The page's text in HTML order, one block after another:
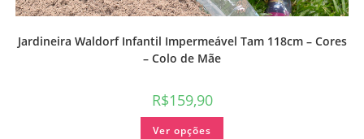
Jardineira Waldorf Infantil Impermeável Tam 118cm – Cores
– Colo de Mãe
R$159,90
Ver opções